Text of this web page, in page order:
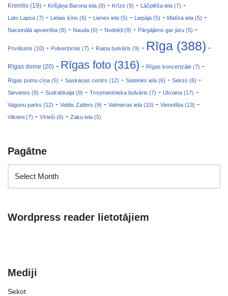
Kremlis (19) - Krišjāņa Barona iela (8) - Krīze (9) - Lāčplēša iela (7) -
Lato Lapsa (7) - Lielais ķīris (6) - Lienes iela (5) - Liepāja (5) - Matīsa iela (5) -
Nacionālā apvienība (8) - Nauda (6) - Nodokļi (9) - Pārgājiens gar jūru (5) -
Privātums (10) - Pulvertornis (7) - Raiņa bulvāris (9) - Rīga (388) -
Rīgas dome (20) - Rīgas foto (316) - Rīgas koncertzāle (7) -
Rīgas putnu cīņa (5) - Saskaņas centrs (12) - Satekles iela (6) - Sekss (6) -
Sievietes (9) - Sudrabkaija (9) - Troņmantnieka bulvāris (7) - Ukraina (17) -
Vagonu parks (12) - Valdis Zatlers (9) - Valmieras iela (10) - Vienotība (13) -
Vilcieni (7) - Vīrieši (6) - Zaķu iela (5)
Pagātne
Wordpress reader lietotājiem
Mediji
Sekot